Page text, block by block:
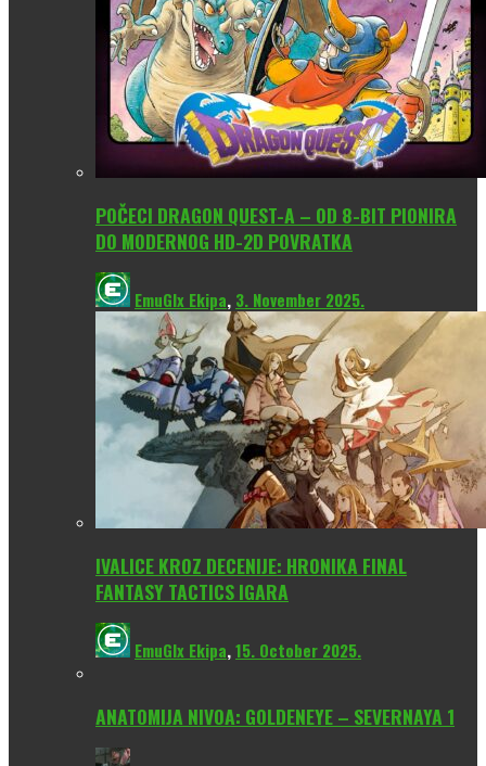
POČECI DRAGON QUEST-A – OD 8-BIT PIONIRA
DO MODERNOG HD-2D POVRATKA
EmuGlx Ekipa, 3. November 2025.
IVALICE KROZ DECENIJE: HRONIKA FINAL
FANTASY TACTICS IGARA
EmuGlx Ekipa,15. October 2025.
ANATOMIJA NIVOA: GOLDENEYE – SEVERNAYA 1